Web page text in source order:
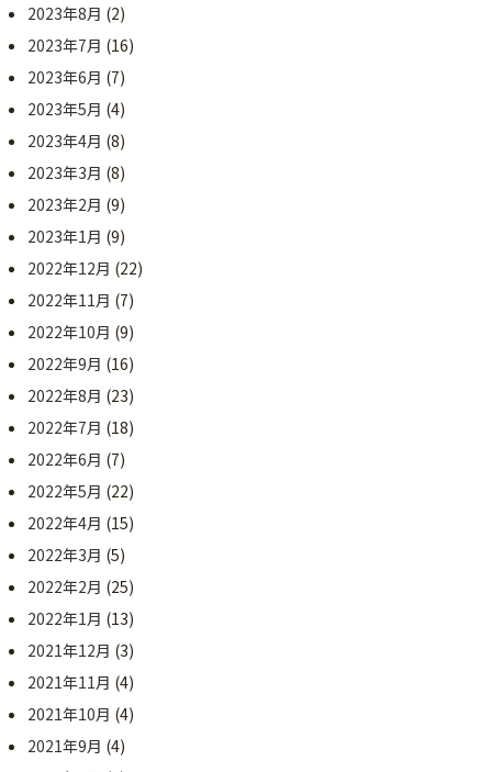
2023年8月 (2)
2023年7月 (16)
2023年6月 (7)
2023年5月 (4)
2023年4月 (8)
2023年3月 (8)
2023年2月 (9)
2023年1月 (9)
2022年12月 (22)
2022年11月 (7)
2022年10月 (9)
2022年9月 (16)
2022年8月 (23)
2022年7月 (18)
2022年6月 (7)
2022年5月 (22)
2022年4月 (15)
2022年3月 (5)
2022年2月 (25)
2022年1月 (13)
2021年12月 (3)
2021年11月 (4)
2021年10月 (4)
2021年9月 (4)